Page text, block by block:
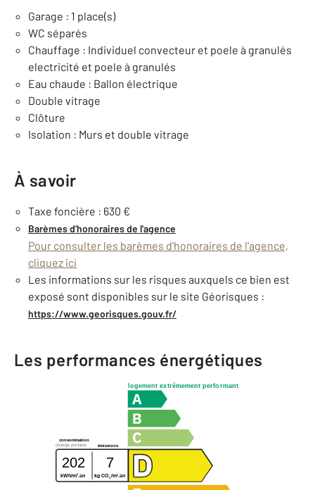
Garage : 1 place(s)
WC séparés
Chauffage : Individuel convecteur et poele à granulés
electricité et poele à granulés
Eau chaude : Ballon électrique
Double vitrage
Clôture
Isolation : Murs et double vitrage
À savoir
Taxe foncière : 630 €
Barèmes d'honoraires de l'agence
Pour consulter les barèmes d'honoraires de l'agence,
cliquez ici
Les informations sur les risques auxquels ce bien est
exposé sont disponibles sur le site Géorisques :
https://www.georisques.gouv.fr/
Les performances énergétiques
logement extrêmement performant
consommation
émissions
(énergie primaire)
202 7
kWh/m2.an kg CO2 /m2 .an